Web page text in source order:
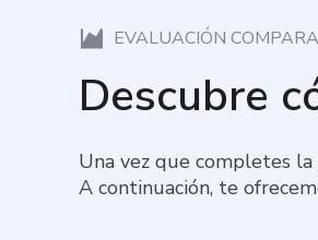
EVALUACIÓN
Descubre
Una vez que completes
A continuación, te